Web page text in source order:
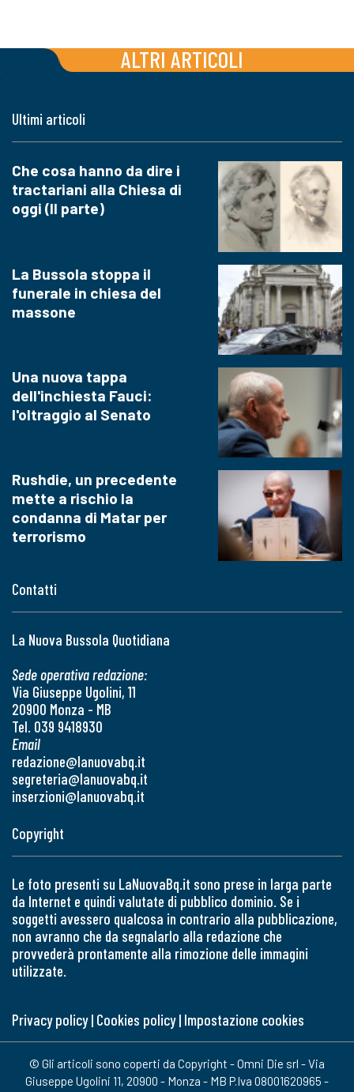
ALTRI ARTICOLI
Contatti
La Nuova Bussola Quotidiana
Sede operativa redazione:
Via Giuseppe Ugolini, 11
20900 Monza - MB
Tel. 039 9418930
Email
redazione@lanuovabq.it
segreteria@lanuovabq.it
inserzioni@lanuovabq.it
Ultimi articoli
Che cosa hanno da dire i
tractariani alla Chiesa di
oggi (II parte)
La Bussola stoppa il
funerale in chiesa del
massone
Una nuova tappa
dell'inchiesta Fauci:
l'oltraggio al Senato
Rushdie, un precedente
mette a rischio la
condanna di Matar per
terrorismo
Copyright
Le foto presenti su LaNuovaBq.it sono prese in larga parte
da Internet e quindi valutate di pubblico dominio. Se i
soggetti avessero qualcosa in contrario alla pubblicazione,
non avranno che da segnalarlo alla redazione che
provvederà prontamente alla rimozione delle immagini
utilizzate.
Privacy policy| Cookies policy| Impostazione cookies
© Gli articoli sono coperti da Copyright - Omni Die srl - Via
Giuseppe Ugolini 11, 20900 - Monza - MB P.Iva 08001620965 -